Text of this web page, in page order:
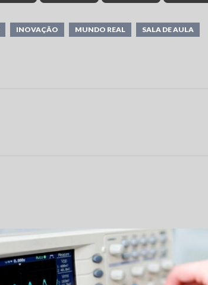
INOVAÇÃO MUNDO REAL
SALA DE AULA